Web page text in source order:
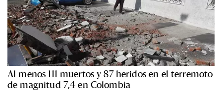
Al menos 111 muertos y 87 heridos en el terremoto
de magnitud 7,4 en Colombia